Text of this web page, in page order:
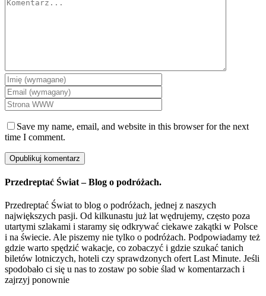
Save my name, email, and website in this browser for the next
time I comment.
Przedreptać Świat – Blog o podróżach.
Przedreptać Świat to blog o podróżach, jednej z naszych
największych pasji. Od kilkunastu już lat wędrujemy, często poza
utartymi szlakami i staramy się odkrywać ciekawe zakątki w Polsce
i na świecie. Ale piszemy nie tylko o podróżach. Podpowiadamy też
gdzie warto spędzić wakacje, co zobaczyć i gdzie szukać tanich
biletów lotniczych, hoteli czy sprawdzonych ofert Last Minute. Jeśli
spodobało ci się u nas to zostaw po sobie ślad w komentarzach i
zajrzyj ponownie